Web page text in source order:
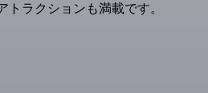
トラクションも満載です。